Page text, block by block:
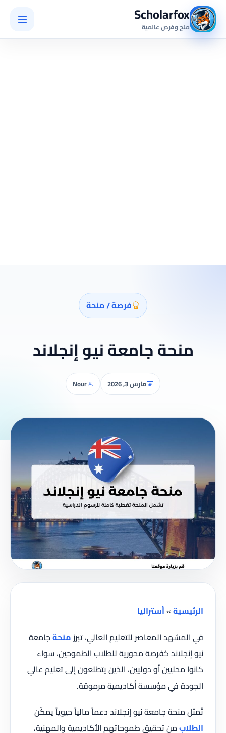
Scholarfox
منح وفرص عالمية
فرصة / منحة
منحة جامعة نيو إنجلاند
مارس 3, 2026 Nour
الرئيسية»أستراليا
في المشهد المعاصر للتعليم العالي، تبرزمنحةجامعة
نيو إنجلاند كفرصة محورية للطلاب الطموحين، سواء
كانوا محليين أو دوليين، الذين يتطلعون إلى تعليم عالي
الجودة في مؤسسة أكاديمية مرموقة.
تُمثل منحة جامعة نيو إنجلاند دعماً مالياً حيوياً يمكّن
الطلابمن تحقيق طموحاتهم الأكاديمية والمهنية،